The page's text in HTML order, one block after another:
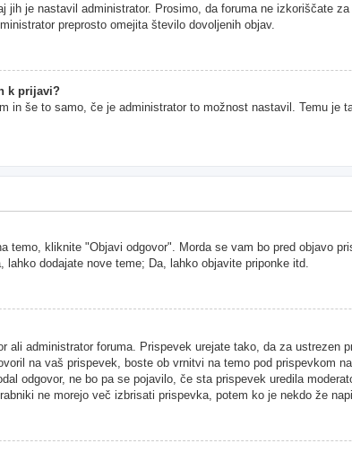
je nastavil administrator. Prosimo, da foruma ne izkoriščate
preprosto omejita število dovoljenih objav.
k prijavi?
in še to samo, če je administrator to možnost nastavil. Temu je
kliknite "Objavi odgovor". Morda se vam bo pred objavo
dodajate nove teme; Da, lahko objavite priponke itd.
ali administrator foruma. Prispevek urejate tako, da za ustrezen
na vaš prispevek, boste ob vrnitvi na temo pod prispevkom
odgovor, ne bo pa se pojavilo, če sta prispevek uredila
ne morejo več izbrisati prispevka, potem ko je nekdo že